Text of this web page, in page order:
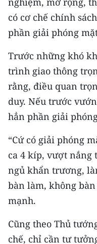
Media Chính trị
Media Kinh tế
Media Xã hội
Media Pháp luật
Media Du lịch
Media Thế giới
Media Thể thao
Media Giáo dục
Media Y tế
Media Khoa học -
có cơ chế chính
phần giải phóng
Trước những khó
trình giao thông
rằng, điều quan
duy. Nếu trước
hẳn phần giải
“Cứ có giải phóng
ca 4 kíp, vượt nắng
ngủ khẩn trương,
bàn làm, không
mạnh.
Cũng theo Thủ
chế, chỉ cần tư